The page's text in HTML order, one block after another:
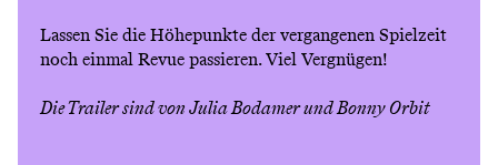
Lassen Sie die Höhepunkte der vergangenen Spielzeit
noch einmal Revue passieren. Viel Vergnügen!
Die Trailer sind von Julia Bodamer und Bonny Orbit